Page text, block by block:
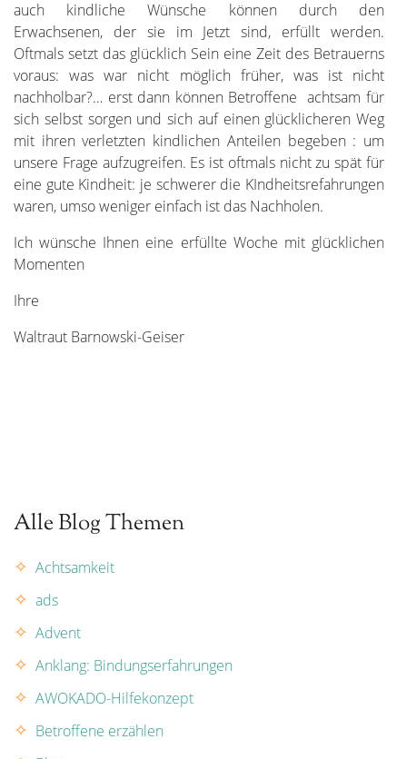
auch kindliche Wünsche können durch den
Erwachsenen, der sie im Jetzt sind, erfüllt werden.
Oftmals setzt das glücklich Sein eine Zeit des Betrauerns
voraus: was war nicht möglich früher, was ist nicht
nachholbar?… erst dann können Betroffene achtsam für
sich selbst sorgen und sich auf einen glücklicheren Weg
mit ihren verletzten kindlichen Anteilen begeben : um
unsere Frage aufzugreifen. Es ist oftmals nicht zu spät für
eine gute Kindheit: je schwerer die KIndheitsrefahrungen
waren, umso weniger einfach ist das Nachholen.
Ich wünsche Ihnen eine erfüllte Woche mit glücklichen
Momenten
Ihre
Waltraut Barnowski-Geiser
Alle Blog Themen
Achtsamkeit
ads
Advent
Anklang: Bindungserfahrungen
AWOKADO-Hilfekonzept
Betroffene erzählen